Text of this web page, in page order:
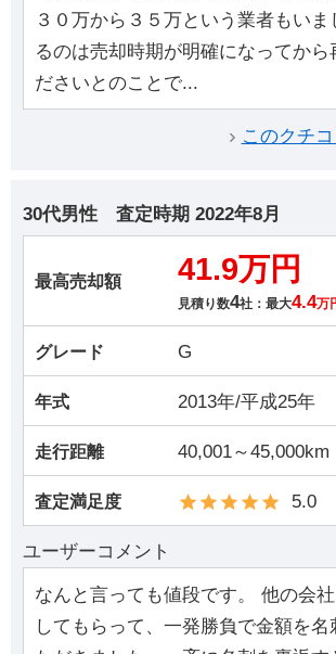
３０万から３５万という業者もいま
るのは売却時期が明確になってから
ださいとのことで...
このクチ
30代男性 査定時期 2022年8月
最高売却額 41.9万円
見積り数4社：最大4.4万
グレード G
年式 2013年/平成25年
走行距離 40,001～45,000km
査定満足度 5.0
ユーザーコメント
なんと言っても値段です。 他の会
してもらって、一発勝負で金額を名